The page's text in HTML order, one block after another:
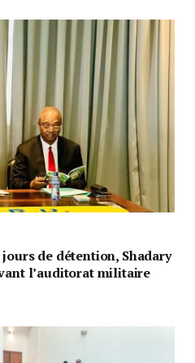
de détention, Shadary
l’auditorat militaire